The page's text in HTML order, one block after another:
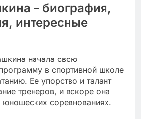
– биография,
интересные
начала свою
в спортивной школе
Ее упорство и талант
тренеров, и вскоре она
юношеских соревнованиях.